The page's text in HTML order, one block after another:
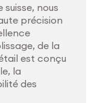
nous
précision
de la
est conçu
la
des